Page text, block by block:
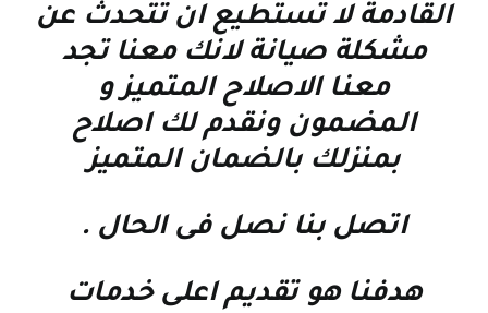
القادمة لا تستطيع ان تتحدث عن
مشكلة صيانة لانك معنا تجد
معنا الاصلاح المتميز و
المضمون ونقدم لك اصلاح
بمنزلك بالضمان المتميز
اتصل بنا نصل فى الحال .
هدفنا هو تقديم اعلى خدمات